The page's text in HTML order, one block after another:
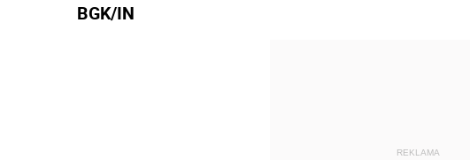
BGK/IN
REKLAMA